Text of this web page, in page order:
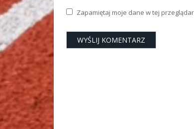
Zapamiętaj moje dane w tej